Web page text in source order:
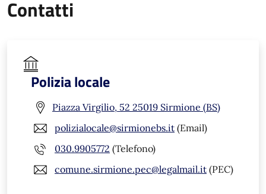
Contatti
Polizia locale
Piazza Virgilio, 52 25019 Sirmione (BS)
polizialocale@sirmionebs.it (Email)
030.9905772 (Telefono)
comune.sirmione.pec@legalmail.it (PEC)